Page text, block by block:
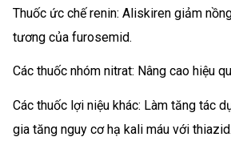
Thuốc ức chế renin: Aliskiren giảm
tương của furosemid.
Các thuốc nhóm nitrat: Nâng cao hiệu
Các thuốc lợi niệu khác: Làm tăng tác
gia tăng nguy cơ hạ kali máu với